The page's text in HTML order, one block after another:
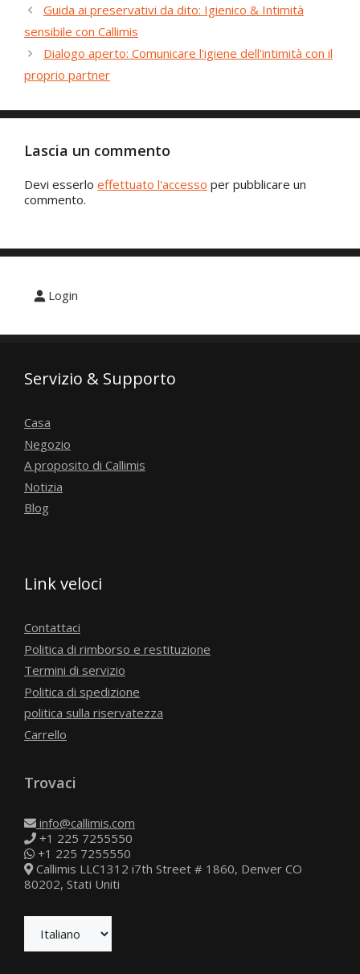
Guida ai preservativi da dito: Igienico & Intimità
sensibile con Callimis
Dialogo aperto: Comunicare l'igiene dell'intimità con il
proprio partner
Lascia un commento
Devi esserlo effettuato l'accesso per pubblicare un
commento.
Login
Servizio & Supporto
Casa
Negozio
A proposito di Callimis
Notizia
Blog
Link veloci
Contattaci
Politica di rimborso e restituzione
Termini di servizio
Politica di spedizione
politica sulla riservatezza
Carrello
Trovaci
info@callimis.com
+1 225 7255550
+1 225 7255550
Callimis LLC1312 i7th Street # 1860, Denver CO
80202, Stati Uniti